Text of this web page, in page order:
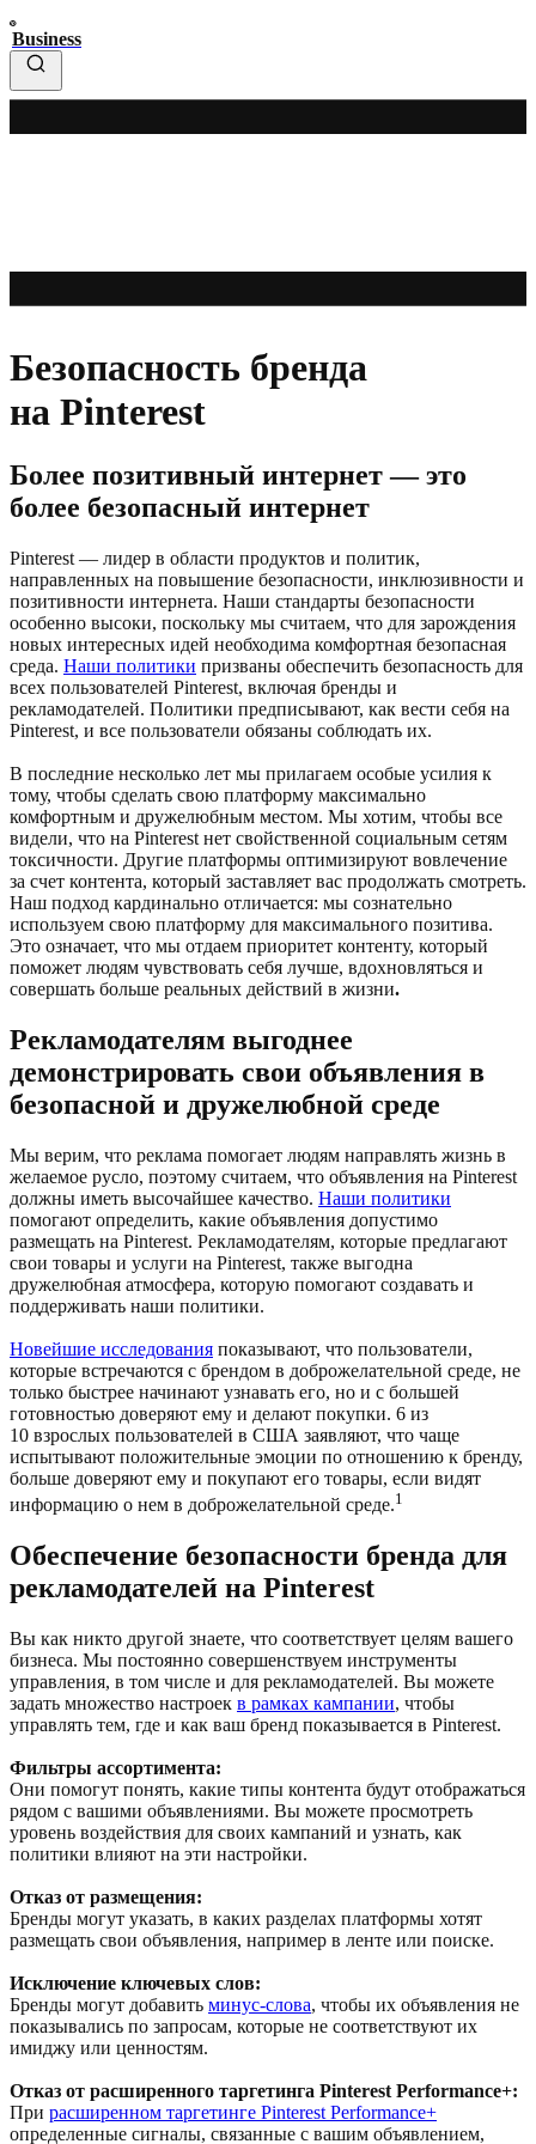
Business
Безопасность бренда
на Pinterest
Более позитивный интернет — это
более безопасный интернет
Pinterest — лидер в области продуктов и политик,
направленных на повышение безопасности, инклюзивности и
позитивности интернета. Наши стандарты безопасности
особенно высоки, поскольку мы считаем, что для зарождения
новых интересных идей необходима комфортная безопасная
среда. Наши политики призваны обеспечить безопасность для
всех пользователей Pinterest, включая бренды и
рекламодателей. Политики предписывают, как вести себя на
Pinterest, и все пользователи обязаны соблюдать их.
В последние несколько лет мы прилагаем особые усилия к
тому, чтобы сделать свою платформу максимально
комфортным и дружелюбным местом. Мы хотим, чтобы все
видели, что на Pinterest нет свойственной социальным сетям
токсичности. Другие платформы оптимизируют вовлечение
за счет контента, который заставляет вас продолжать смотреть.
Наш подход кардинально отличается: мы сознательно
используем свою платформу для максимального позитива.
Это означает, что мы отдаем приоритет контенту, который
поможет людям чувствовать себя лучше, вдохновляться и
совершать больше реальных действий в жизни.
Рекламодателям выгоднее
демонстрировать свои объявления в
безопасной и дружелюбной среде
Мы верим, что реклама помогает людям направлять жизнь в
желаемое русло, поэтому считаем, что объявления на Pinterest
должны иметь высочайшее качество. Наши политики
помогают определить, какие объявления допустимо
размещать на Pinterest. Рекламодателям, которые предлагают
свои товары и услуги на Pinterest, также выгодна
дружелюбная атмосфера, которую помогают создавать и
поддерживать наши политики.
Новейшие исследования показывают, что пользователи,
которые встречаются с брендом в доброжелательной среде, не
только быстрее начинают узнавать его, но и с большей
готовностью доверяют ему и делают покупки. 6 из
10 взрослых пользователей в США заявляют, что чаще
испытывают положительные эмоции по отношению к бренду,
больше доверяют ему и покупают его товары, если видят
информацию о нем в доброжелательной среде.1
Обеспечение безопасности бренда для
рекламодателей на Pinterest
Вы как никто другой знаете, что соответствует целям вашего
бизнеса. Мы постоянно совершенствуем инструменты
управления, в том числе и для рекламодателей. Вы можете
задать множество настроек в рамках кампании, чтобы
управлять тем, где и как ваш бренд показывается в Pinterest.
Фильтры ассортимента:
Они помогут понять, какие типы контента будут отображаться
рядом с вашими объявлениями. Вы можете просмотреть
уровень воздействия для своих кампаний и узнать, как
политики влияют на эти настройки.
Отказ от размещения:
Бренды могут указать, в каких разделах платформы хотят
размещать свои объявления, например в ленте или поиске.
Исключение ключевых слов:
Бренды могут добавить минус-слова, чтобы их объявления не
показывались по запросам, которые не соответствуют их
имиджу или ценностям.
Отказ от расширенного таргетинга Pinterest Performance+:
При расширенном таргетинге Pinterest Performance+
определенные сигналы, связанные с вашим объявлением,